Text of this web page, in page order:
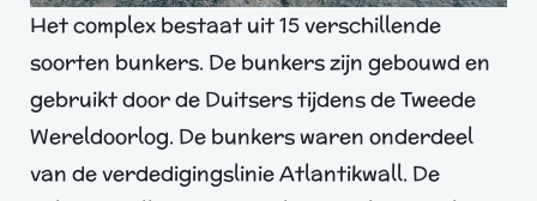
Het complex bestaat uit 15 verschillende
soorten bunkers. De bunkers zijn gebouwd en
gebruikt door de Duitsers tijdens de Tweede
Wereldoorlog. De bunkers waren onderdeel
van de verdedigingslinie Atlantikwall. De